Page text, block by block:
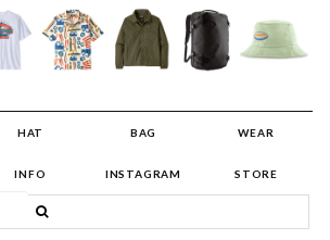
HAT BAG WEAR
INFO INSTAGRAM STORE